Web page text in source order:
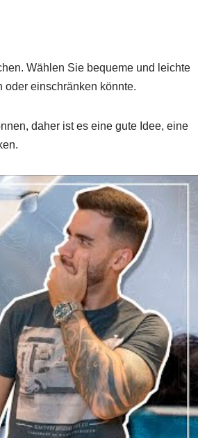
Wählen Sie bequeme und leichte
einschränken könnte.
daher ist es eine gute Idee, eine